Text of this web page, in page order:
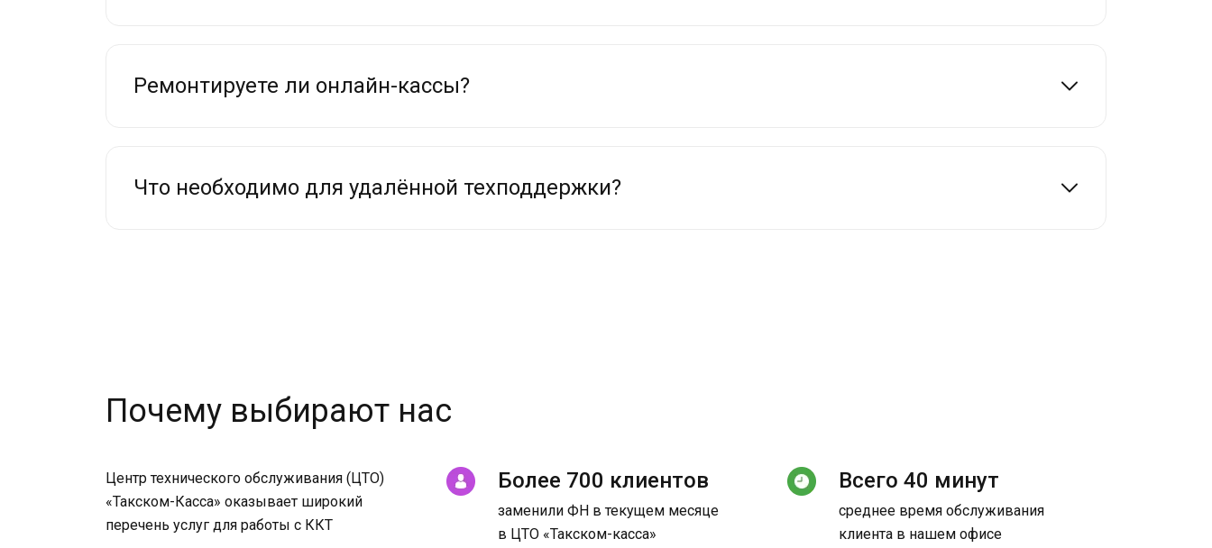
Ремонтируете ли онлайн-кассы?
Что необходимо для удалённой техподдержки?
Почему выбирают нас
Центр технического обслуживания (ЦТО)
«Такском-Касса» оказывает широкий
перечень услуг для работы с ККТ
Более 700 клиентов
заменили ФН в текущем месяце
в ЦТО «Такском-касса»
Всего 40 минут
среднее время обслуживания
клиента в нашем офисе